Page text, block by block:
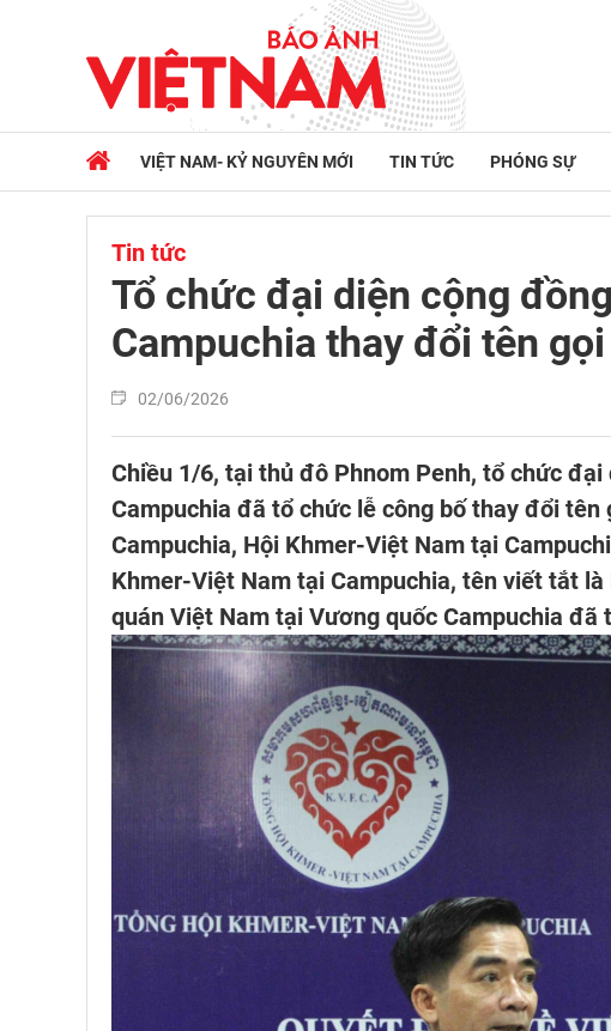
VIỆT NAM- KỶ NGUYÊN MỚI TIN TỨC PHÓNG SỰ
Tin tức
Tổ chức đại diện cộng
Campuchia thay đổi tên gọi
02/06/2026
Chiều 1/6, tại thủ đô Phnom Penh, tổ chức
Campuchia đã tổ chức lễ công bố thay đổi
Campuchia, Hội Khmer-Việt Nam tại
Khmer-Việt Nam tại Campuchia, tên viết tắt
quán Việt Nam tại Vương quốc Campuchia đã